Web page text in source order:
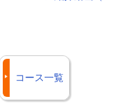
された技術情報をいつで
問（FAQ）（お客様マイ
コース一覧